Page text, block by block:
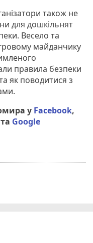
також не
для дошкільнят
Весело та
майданчику
правила безпеки
як поводитися з
у Facebook,
та Google